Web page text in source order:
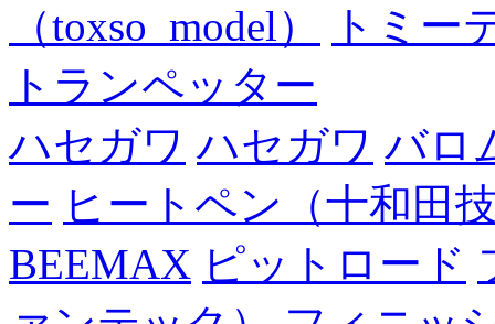
（toxso_model）
トミー
トランペッター
ハセガワ ハセガワ バロ
ー ヒートペン（十和田
BEEMAX ピットロード